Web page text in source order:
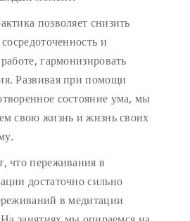
позволяет снизить
и
гармонизировать
Развивая при помощи
состояние ума, мы
свою жизнь и жизнь своих
что переживания в
достаточно сильно
в медитации